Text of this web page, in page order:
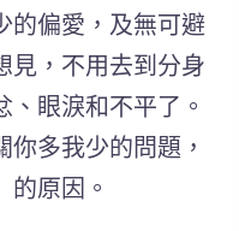
的偏愛 ，及無可避
見，不用去到分身
眼淚和不平了。
你多我少的問題 ，
的原因。